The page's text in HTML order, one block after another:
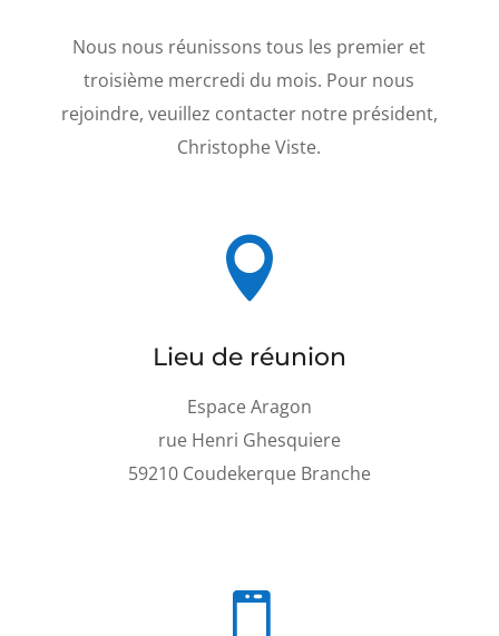
Nous nous réunissons tous les premier et
troisième mercredi du mois. Pour nous
rejoindre, veuillez contacter notre président,
Christophe Viste.

Lieu de réunion
Espace Aragon
rue Henri Ghesquiere
59210 Coudekerque Branche